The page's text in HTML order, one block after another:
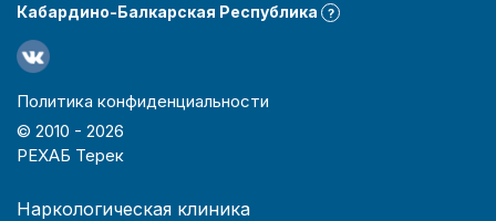
Кабардино-Балкарская Республика
?
Политика конфиденциальности
© 2010 - 2026
РЕХАБ Терек
Наркологическая клиника